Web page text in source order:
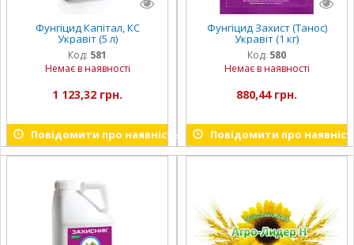
Фунгіцид Капітал, КС
Укравіт (5 л)
Код: 581
Немає в наявності
1 123,32 грн.
Повідомити про наявність
Фунгіцид Захист (Танос)
Укравіт (1 кг)
Код: 580
Немає в наявності
880,44 грн.
Повідомити про